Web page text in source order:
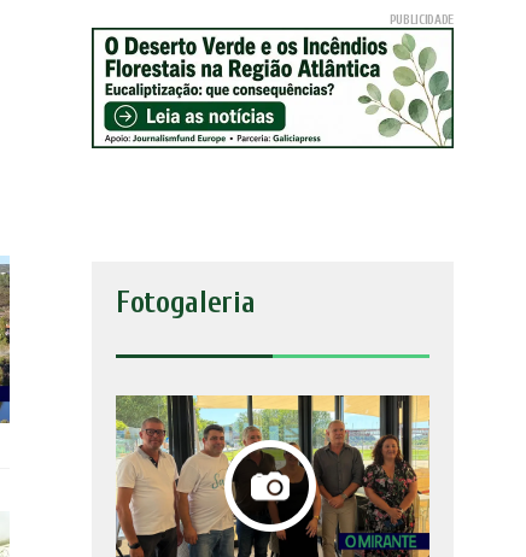
Fotogaleria